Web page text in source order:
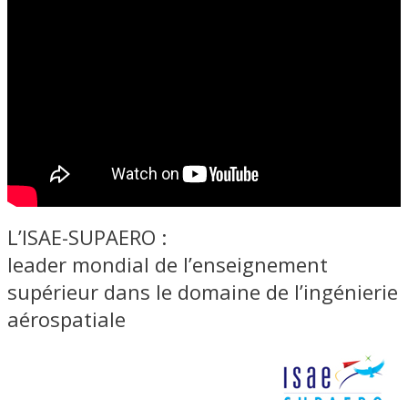
L’ISAE-SUPAERO :
leader mondial de l’enseignement
supérieur dans le domaine de l’ingénierie
aérospatiale